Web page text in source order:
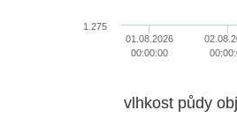
01.08.2026
00:00:00
1.275
vlhkost půdy